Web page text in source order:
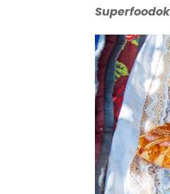
Superfoodok